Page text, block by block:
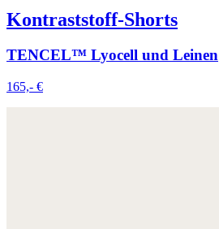
Kontraststoff-Shorts
TENCEL™ Lyocell und Leinen
165,- €